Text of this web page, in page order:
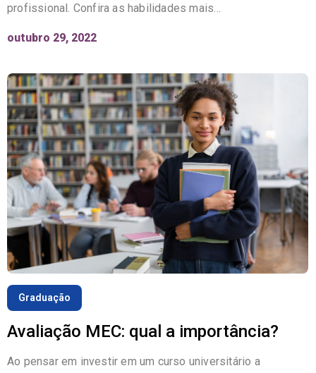
profissional. Confira as habilidades mais…
outubro 29, 2022
Graduação
Avaliação MEC: qual a importância?
Ao pensar em investir em um curso universitário a